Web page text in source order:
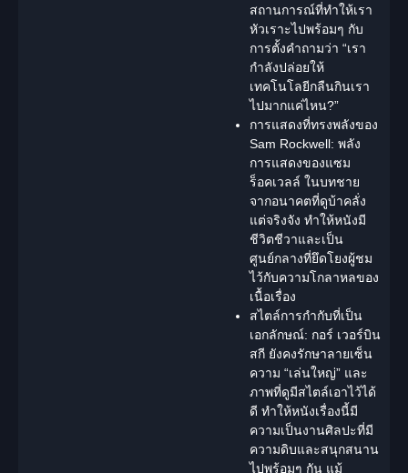
สถานการณ์ที่ทำให้เรา
หัวเราะไปพร้อมๆ กับ
การตั้งคำถามว่า “เรา
กำลังปล่อยให้
เทคโนโลยีกลืนกินเรา
ไปมากแค่ไหน?”
การแสดงที่ทรงพลังของ
Sam Rockwell: พลัง
การแสดงของแซม
ร็อคเวลล์ ในบทชาย
จากอนาคตที่ดูบ้าคลั่ง
แต่จริงจัง ทำให้หนังมี
ชีวิตชีวาและเป็น
ศูนย์กลางที่ยึดโยงผู้ชม
ไว้กับความโกลาหลของ
เนื้อเรื่อง
สไตล์การกำกับที่เป็น
เอกลักษณ์: กอร์ เวอร์บิน
สกี ยังคงรักษาลายเซ็น
ความ “เล่นใหญ่” และ
ภาพที่ดูมีสไตล์เอาไว้ได้
ดี ทำให้หนังเรื่องนี้มี
ความเป็นงานศิลปะที่มี
ความดิบและสนุกสนาน
ไปพร้อมๆ กัน แม้